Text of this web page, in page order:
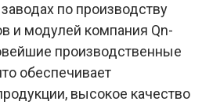
по производству
и модулей компания Qn-
производственные
обеспечивает
высокое качество